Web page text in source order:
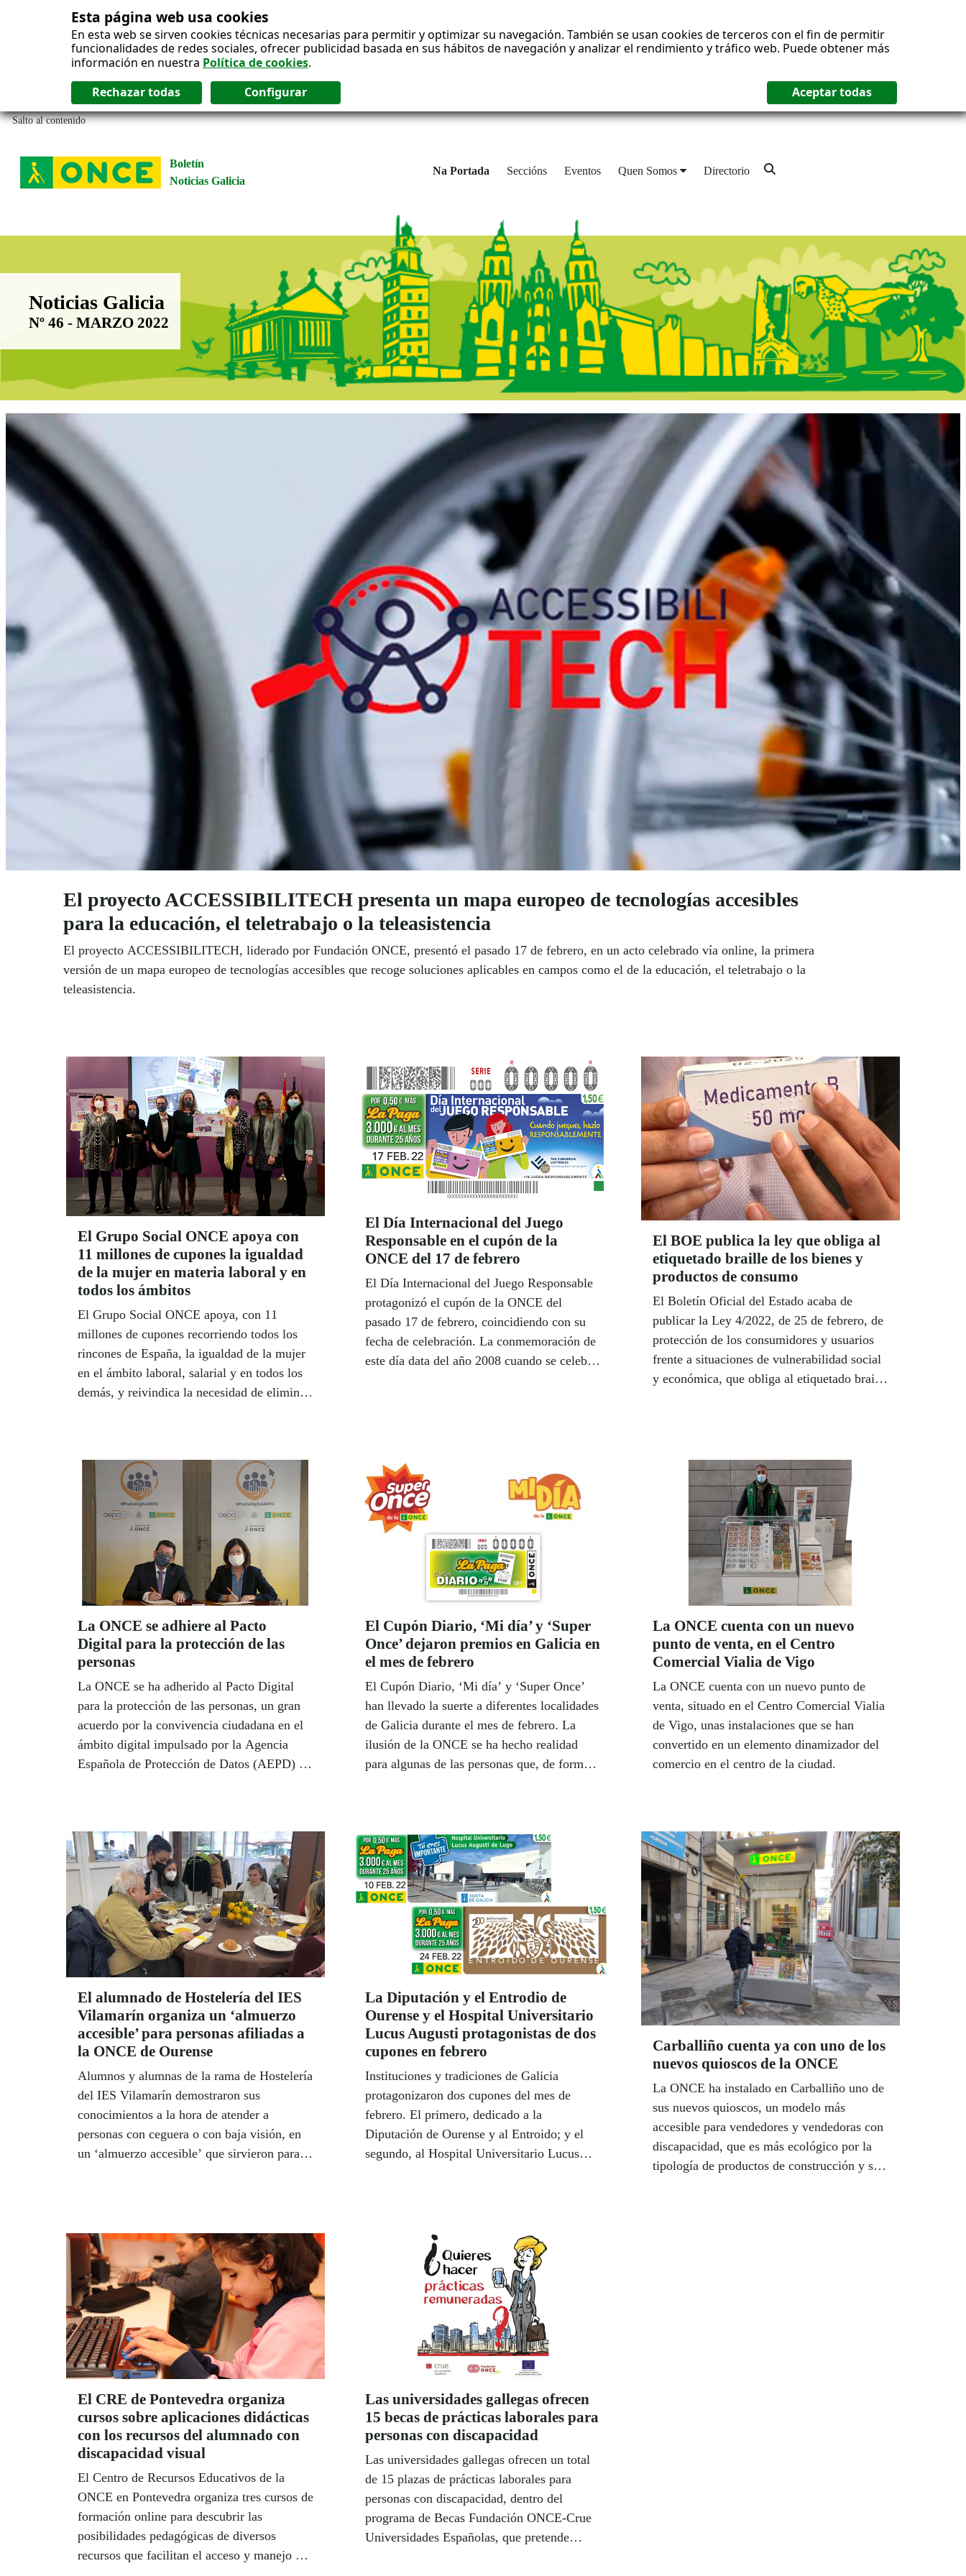
Esta página web usa cookies
En esta web se sirven cookies técnicas necesarias para permitir y optimizar su navegación. También se usan cookies de terceros con el fin de permitir
funcionalidades de redes sociales, ofrecer publicidad basada en sus hábitos de navegación y analizar el rendimiento y tráfico web. Puede obtener más
información en nuestra Política de cookies.
Salto al contenido
Boletín
Noticias Galicia
Na Portada Seccións Eventos Quen Somos Directorio
Boletín Noticias Galicia
Noticias Galicia
Nº 46 - MARZO 2022
Boletín Noticias Galicia - Na Portada
El proyecto ACCESSIBILITECH presenta un mapa europeo de tecnologías accesibles
para la educación, el teletrabajo o la teleasistencia
El proyecto ACCESSIBILITECH, liderado por Fundación ONCE, presentó el pasado 17 de febrero, en un acto celebrado vía online, la primera
versión de un mapa europeo de tecnologías accesibles que recoge soluciones aplicables en campos como el de la educación, el teletrabajo o la
teleasistencia.
El Grupo Social ONCE apoya con
11 millones de cupones la igualdad
de la mujer en materia laboral y en
todos los ámbitos
El Grupo Social ONCE apoya, con 11
millones de cupones recorriendo todos los
rincones de España, la igualdad de la mujer
en el ámbito laboral, salarial y en todos los
demás, y reivindica la necesidad de eliminar
marzo será al Día Internacional de la Mujer.
Además, denuncia que las mujeres con
discapacidad han visto decrecer su salario en
500 euros desde 2010.
El Día Internacional del Juego
Responsable en el cupón de la
ONCE del 17 de febrero
El Día Internacional del Juego Responsable
protagonizó el cupón de la ONCE del
pasado 17 de febrero, coincidiendo con su
fecha de celebración. La conmemoración de
este día data del año 2008 cuando se celebró
El BOE publica la ley que obliga al
etiquetado braille de los bienes y
productos de consumo
El Boletín Oficial del Estado acaba de
publicar la Ley 4/2022, de 25 de febrero, de
protección de los consumidores y usuarios
frente a situaciones de vulnerabilidad social
y económica, que obliga al etiquetado braille
La ONCE se adhiere al Pacto
Digital para la protección de las
personas
La ONCE se ha adherido al Pacto Digital
para la protección de las personas, un gran
acuerdo por la convivencia ciudadana en el
ámbito digital impulsado por la Agencia
Española de Protección de Datos (AEPD) y
El Cupón Diario, ‘Mi día’ y ‘Super
Once’ dejaron premios en Galicia en
el mes de febrero
El Cupón Diario, ‘Mi día’ y ‘Super Once’
han llevado la suerte a diferentes localidades
de Galicia durante el mes de febrero. La
ilusión de la ONCE se ha hecho realidad
para algunas de las personas que, de forma
La ONCE cuenta con un nuevo
punto de venta, en el Centro
Comercial Vialia de Vigo
La ONCE cuenta con un nuevo punto de
venta, situado en el Centro Comercial Vialia
de Vigo, unas instalaciones que se han
convertido en un elemento dinamizador del
comercio en el centro de la ciudad.
El alumnado de Hostelería del IES
Vilamarín organiza un ‘almuerzo
accesible’ para personas afiliadas a
la ONCE de Ourense
Alumnos y alumnas de la rama de Hostelería
del IES Vilamarín demostraron sus
conocimientos a la hora de atender a
personas con ceguera o con baja visión, en
un ‘almuerzo accesible’ que sirvieron para
La Diputación y el Entrodio de
Ourense y el Hospital Universitario
Lucus Augusti protagonistas de dos
cupones en febrero
Instituciones y tradiciones de Galicia
protagonizaron dos cupones del mes de
febrero. El primero, dedicado a la
Diputación de Ourense y al Entroido; y el
segundo, al Hospital Universitario Lucus
Carballiño cuenta ya con uno de los
nuevos quioscos de la ONCE
La ONCE ha instalado en Carballiño uno de
sus nuevos quioscos, un modelo más
accesible para vendedores y vendedoras con
discapacidad, que es más ecológico por la
tipología de productos de construcción y sus
El CRE de Pontevedra organiza
cursos sobre aplicaciones didácticas
con los recursos del alumnado con
discapacidad visual
El Centro de Recursos Educativos de la
ONCE en Pontevedra organiza tres cursos de
formación online para descubrir las
posibilidades pedagógicas de diversos
recursos que facilitan el acceso y manejo de
Las universidades gallegas ofrecen
15 becas de prácticas laborales para
personas con discapacidad
Las universidades gallegas ofrecen un total
de 15 plazas de prácticas laborales para
personas con discapacidad, dentro del
programa de Becas Fundación ONCE-Crue
Universidades Españolas, que pretende